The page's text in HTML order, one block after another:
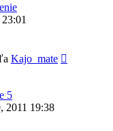
Kajo_mate
5
2011 19:38